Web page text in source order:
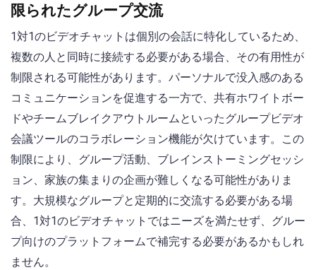
限られたグループ交流
1対1のビデオチャットは個別の会話に特化しているため、
複数の人と同時に接続する必要がある場合、その有用性が
制限される可能性があります。パーソナルで没入感のある
コミュニケーションを促進する一方で、共有ホワイトボー
ドやチームブレイクアウトルームといったグループビデオ
会議ツールのコラボレーション機能が欠けています。この
制限により、グループ活動、ブレインストーミングセッシ
ョン、家族の集まりの企画が難しくなる可能性がありま
す。大規模なグループと定期的に交流する必要がある場
合、1対1のビデオチャットではニーズを満たせず、グルー
プ向けのプラットフォームで補完する必要があるかもしれ
ません。